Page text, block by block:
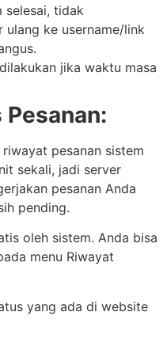
selesai, tidak
ke username/link
jika waktu masa
pesanan sistem
sekali, jadi server
pesanan Anda
pending.
oleh sistem. Anda bisa
menu Riwayat
yang ada di website